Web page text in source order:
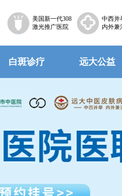
美国新一代308
激光推广医院
中西并
内外兼
白斑诊疗 远大公益